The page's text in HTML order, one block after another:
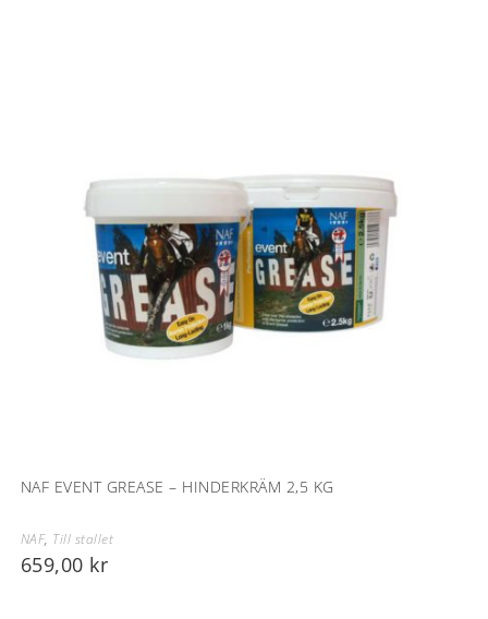
NAF EVENT GREASE – HINDERKRÄM 2,5 KG
NAF, Till stallet
659,00 kr